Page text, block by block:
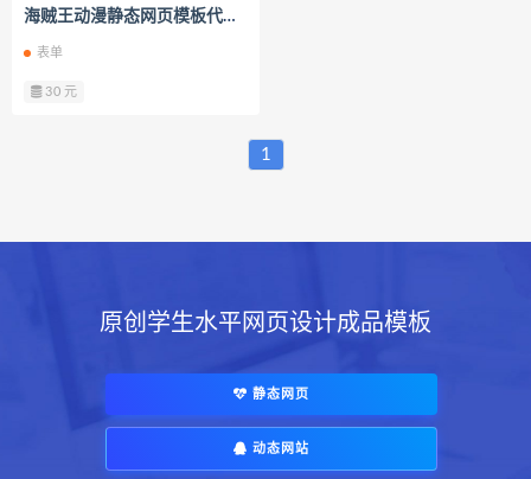
海贼王动漫静态网页模板代码成品
表单
30 元
1
原创学生水平网页设计成品模板
静态网页
动态网站